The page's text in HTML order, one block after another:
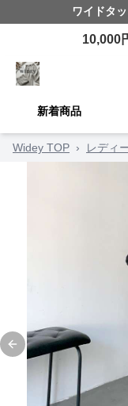
ワイドタ
10,000
新着商品
Widey TOP › レディ
Previous slide